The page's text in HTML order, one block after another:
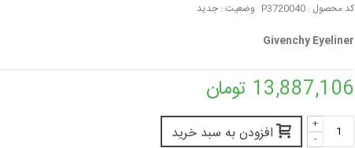
کد محصول : P3720040 وضعیت : جدید
Givenchy Eyeliner
13,887,106 تومان
-
+ افزودن به سبد خرید
کرم مرطوب کننده ولوت اسکین
ریسورس پرفکتو ژیوانشی
میسلار واتر اسکین ریسورس
پرفکتو ژیوانشی
17,812,576 تومان